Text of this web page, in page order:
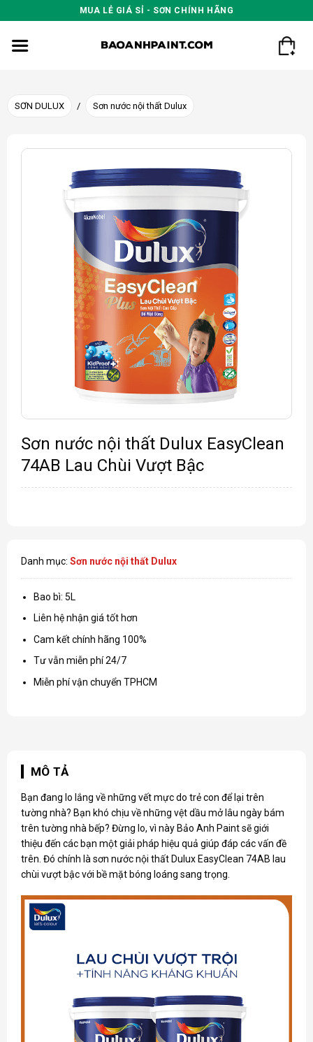
to
content
MUA LẺ GIÁ SỈ - SƠN CHÍNH HÃNG
SƠN DULUX / Sơn nước nội thất Dulux
Sơn nước nội thất Dulux EasyClean
74AB Lau Chùi Vượt Bậc
Danh mục: Sơn nước nội thất Dulux
Bao bì: 5L
Liên hệ nhận giá tốt hơn
Cam kết chính hãng 100%
Tư vẫn miễn phí 24/7
Miễn phí vận chuyển TPHCM
MÔ TẢ
Bạn đang lo lắng về những vết mực do trẻ con để lại trên
tường nhà? Bạn khó chịu về những vệt dầu mở lâu ngày bám
trên tường nhà bếp? Đừng lo, vì này Bảo Anh Paint sẽ giới
thiệu đến các bạn một giải pháp hiệu quả giúp đáp các vấn đề
trên. Đó chính làsơn nước nội thất DuluxEasyClean 74AB lau
chùi vượt bậc với bề mặt bóng loáng sang trọng.